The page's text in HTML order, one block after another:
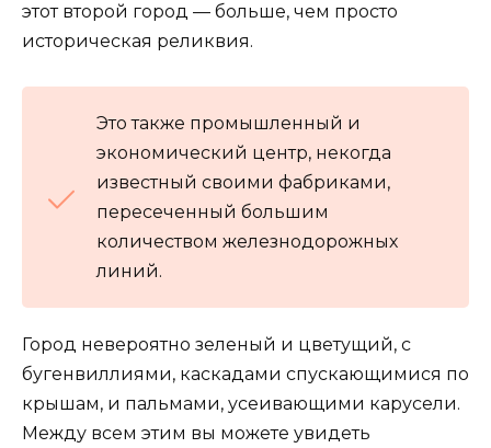
этот второй город — больше, чем просто
историческая реликвия.
Это также промышленный и
экономический центр, некогда
известный своими фабриками,
пересеченный большим
количеством железнодорожных
линий.
Город невероятно зеленый и цветущий, с
бугенвиллиями, каскадами спускающимися по
крышам, и пальмами, усеивающими карусели.
Между всем этим вы можете увидеть